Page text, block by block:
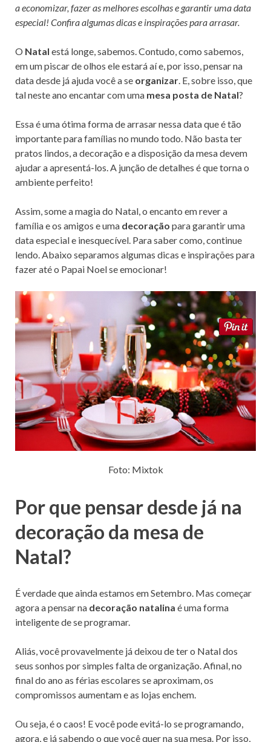
a economizar, fazer as melhores escolhas e garantir uma data
especial! Confira algumas dicas e inspirações para arrasar.
O Natal está longe, sabemos. Contudo, como sabemos,
em um piscar de olhos ele estará aí e, por isso, pensar na
data desde já ajuda você a se organizar. E, sobre isso, que
tal neste ano encantar com uma mesa posta de Natal?
Essa é uma ótima forma de arrasar nessa data que é tão
importante para famílias no mundo todo. Não basta ter
pratos lindos, a decoração e a disposição da mesa devem
ajudar a apresentá-los. A junção de detalhes é que torna o
ambiente perfeito!
Assim, some a magia do Natal, o encanto em rever a
família e os amigos e uma decoração para garantir uma
data especial e inesquecível. Para saber como, continue
lendo. Abaixo separamos algumas dicas e inspirações para
fazer até o Papai Noel se emocionar!
Foto: Mixtok
Por que pensar desde já na
decoração da mesa de
Natal?
É verdade que ainda estamos em Setembro. Mas começar
agora a pensar na decoração natalina é uma forma
inteligente de se programar.
Aliás, você provavelmente já deixou de ter o Natal dos
seus sonhos por simples falta de organização. Afinal, no
final do ano as férias escolares se aproximam, os
compromissos aumentam e as lojas enchem.
Ou seja, é o caos! E você pode evitá-lo se programando,
agora, e já sabendo o que você quer na sua mesa. Por isso,